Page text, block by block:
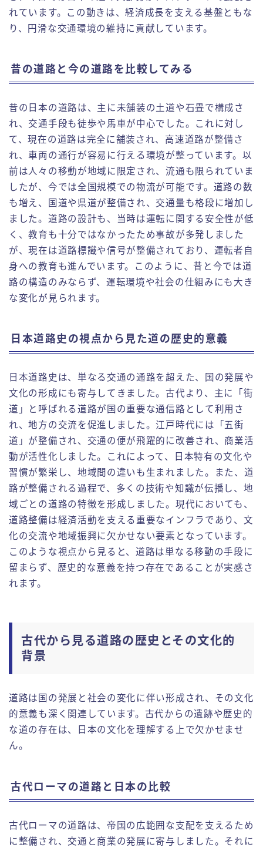
れています。この動きは、経済成長を支える基盤ともな
り、円滑な交通環境の維持に貢献しています。
昔の道路と今の道路を比較してみる
昔の日本の道路は、主に未舗装の土道や石畳で構成さ
れ、交通手段も徒歩や馬車が中心でした。これに対し
て、現在の道路は完全に舗装され、高速道路が整備さ
れ、車両の通行が容易に行える環境が整っています。以
前は人々の移動が地域に限定され、流通も限られていま
したが、今では全国規模での物流が可能です。道路の数
も増え、国道や県道が整備され、交通量も格段に増加し
ました。道路の設計も、当時は運転に関する安全性が低
く、教育も十分ではなかったため事故が多発しました
が、現在は道路標識や信号が整備されており、運転者自
身への教育も進んでいます。このように、昔と今では道
路の構造のみならず、運転環境や社会の仕組みにも大き
な変化が見られます。
日本道路史の視点から見た道の歴史的意義
日本道路史は、単なる交通の通路を超えた、国の発展や
文化の形成にも寄与してきました。古代より、主に「街
道」と呼ばれる道路が国の重要な通信路として利用さ
れ、地方の交流を促進しました。江戸時代には「五街
道」が整備され、交通の便が飛躍的に改善され、商業活
動が活性化しました。これによって、日本特有の文化や
習慣が繁栄し、地域間の違いも生まれました。また、道
路が整備される過程で、多くの技術や知識が伝播し、地
域ごとの道路の特徴を形成しました。現代においても、
道路整備は経済活動を支える重要なインフラであり、文
化の交流や地域振興に欠かせない要素となっています。
このような視点から見ると、道路は単なる移動の手段に
留まらず、歴史的な意義を持つ存在であることが実感さ
れます。
古代から見る道路の歴史とその文化的
背景
道路は国の発展と社会の変化に伴い形成され、その文化
的意義も深く関連しています。古代からの遺跡や歴史的
な道の存在は、日本の文化を理解する上で欠かせませ
ん。
古代ローマの道路と日本の比較
古代ローマの道路は、帝国の広範囲な支配を支えるため
に整備され、交通と商業の発展に寄与しました。それに